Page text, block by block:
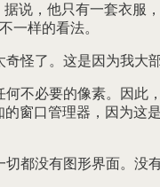
据说，他只有一套衣服
一样的看法。
奇怪了。这是因为我大
不必要的像素。因此
的窗口管理器，因为这是
都没有图形界面。没